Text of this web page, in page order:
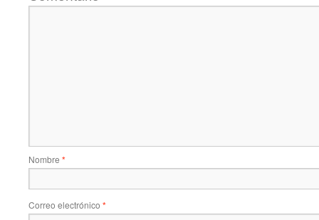
Nombre *
Correo electrónico *